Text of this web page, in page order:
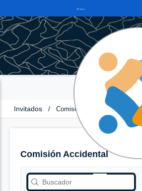
Invitados / Comisión Accidental
Comisión Accidental